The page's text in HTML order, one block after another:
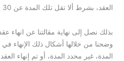
العقد، بشرط ألا تقل تلك المدة عن 30 يوماً ولا تزيد على 90 يوماً.”]
بذلك نصل إلى نهاية مقالتنا عن انهاء
وضحنا من خلالها أشكال ذلك الإنهاء
المدة، غير محدد المدة، أو تم إنهاء